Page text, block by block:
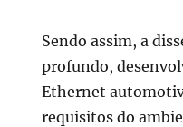
Sendo assim, a
profundo,
Ethernet
requisitos do